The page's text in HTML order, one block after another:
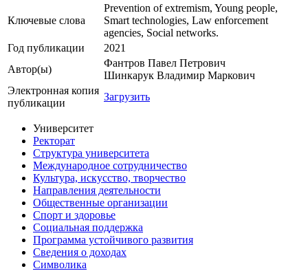
Ключевые cлова
Prevention of extremism, Young people,
Smart technologies, Law enforcement
agencies, Social networks.
Год публикации
2021
Автор(ы)
Фантров Павел Петрович
Шинкарук Владимир Маркович
Электронная копия
публикации
Загрузить
Университет
Ректорат
Структура университета
Международное сотрудничество
Культура, искусство, творчество
Направления деятельности
Общественные организации
Спорт и здоровье
Социальная поддержка
Программа устойчивого развития
Сведения о доходах
Символика